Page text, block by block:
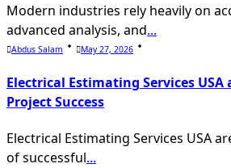
Modern industries rely heavily on
advanced analysis, and...
Abdus Salam May 27, 2026
Electrical Estimating Services USA
Project Success
Electrical Estimating Services USA
of successful...